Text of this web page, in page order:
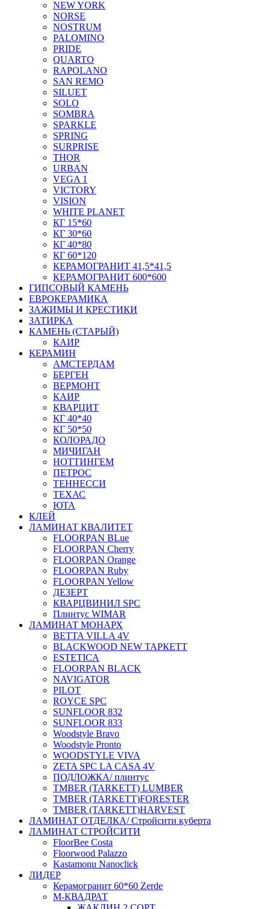
NEW YORK
NORSE
NOSTRUM
PALOMINO
PRIDE
QUARTO
RAPOLANO
SAN REMO
SILUET
SOLO
SOMBRA
SPARKLE
SPRING
SURPRISE
THOR
URBAN
VEGA 1
VICTORY
VISION
WHITE PLANET
КГ 15*60
КГ 30*60
КГ 40*80
КГ 60*120
КЕРАМОГРАНИТ 41,5*41,5
КЕРАМОГРАНИТ 600*600
ГИПСОВЫЙ КАМЕНЬ
ЕВРОКЕРАМИКА
ЗАЖИМЫ И КРЕСТИКИ
ЗАТИРКА
КАМЕНЬ (СТАРЫЙ)
КАИР
КЕРАМИН
АМСТЕРДАМ
БЕРГЕН
ВЕРМОНТ
КАИР
КВАРЦИТ
КГ 40*40
КГ 50*50
КОЛОРАДО
МИЧИГАН
НОТТИНГЕМ
ПЕТРОС
ТЕННЕССИ
ТЕХАС
ЮТА
КЛЕЙ
ЛАМИНАТ КВАЛИТЕТ
FLOORPAN BLue
FLOORPAN Cherry
FLOORPAN Orange
FLOORPAN Ruby
FLOORPAN Yellow
ДЕЗЕРТ
КВАРЦВИНИЛ SPC
Плинтус WIMAR
ЛАМИНАТ МОНАРХ
BETTA VILLA 4V
BLACKWOOD NEW ТАРКЕТТ
ESTETICA
FLOORPAN BLACK
NAVIGATOR
PILOT
ROYCE SPC
SUNFLOOR 832
SUNFLOOR 833
Woodstyle Bravo
Woodstyle Pronto
WOODSTYLE VIVA
ZETA SPC LA CASA 4V
ПОДЛОЖКА/ плинтус
ТMBER (TARKETT) LUMBER
ТMBER (TARKETT)FORESTER
ТMBER (TARKETT)HARVEST
ЛАМИНАТ ОТДЕЛКА/ Стройсити куберта
ЛАМИНАТ СТРОЙСИТИ
FloorBee Costa
Floorwood Palazzo
Kastamonu Nanoclick
ЛИДЕР
Керамогранит 60*60 Zerde
М-КВАДРАТ